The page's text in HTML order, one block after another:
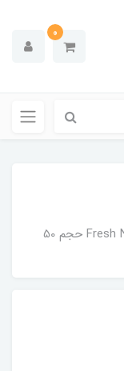
0
مام رول نیوا ضد تعریق زنانه مدل Fresh Natural حجم 50